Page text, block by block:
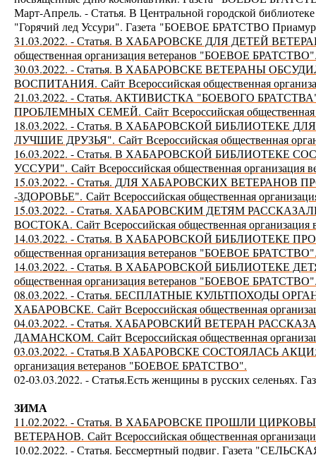
Март-Апрель. - Статья. В Центральной городской
"Горячий лед Уссури". Газета "БОЕВОЕ БРАТСТВО
31.03.2022. - Статья. В ХАБАРОВСКЕ ДЛЯ ДЕТЕЙ
общественная организация ветеранов "БОЕВОЕ
30.03.2022. - Статья. В ХАБАРОВСКЕ ВЕТЕРАНЫ
ВОСПИТАНИЯ. Сайт Всероссийская общественная
21.03.2022. - Статья. АКТИВИСТКА "БОЕВОГО
ПРОБЛЕМНЫХ СЕМЕЙ. Сайт Всероссийская
18.03.2022. - Статья. В ХАБАРОВСКОЙ
ЛУЧШИЕ ДРУЗЬЯ". Сайт Всероссийская общественная
16.03.2022. - Статья. В ХАБАРОВСКОЙ БИБЛИОТЕКЕ
УССУРИ". Сайт Всероссийская общественная
15.03.2022. - Статья. ДЛЯ ХАБАРОВСКИХ
-ЗДОРОВЬЕ". Сайт Всероссийская общественная
15.03.2022. - Статья. ХАБАРОВСКИМ ДЕТЯМ
ВОСТОКА. Сайт Всероссийская общественная
14.03.2022. - Статья. В ХАБАРОВСКОЙ
общественная организация ветеранов "БОЕВОЕ
14.03.2022. - Статья. В ХАБАРОВСКОЙ БИБЛИОТЕКЕ
общественная организация ветеранов "БОЕВОЕ
08.03.2022. - Статья. БЕСПЛАТНЫЕ КУЛЬТПОХОДЫ
ХАБАРОВСКЕ. Сайт Всероссийская общественная
04.03.2022. - Статья. ХАБАРОВСКИЙ ВЕТЕРАН
ДАМАНСКОМ. Сайт Всероссийская общественная
03.03.2022. - Статья.В ХАБАРОВСКЕ СОСТОЯЛАСЬ
организация ветеранов "БОЕВОЕ БРАТСТВО".
02-03.03.2022. - Статья.Есть женщины в русских селеньях.
ЗИМА
11.02.2022. - Статья. В ХАБАРОВСКЕ ПРОШЛИ
ВЕТЕРАНОВ. Сайт Всероссийская общественная
10.02.2022. - Статья. Бессмертный подвиг. Газета